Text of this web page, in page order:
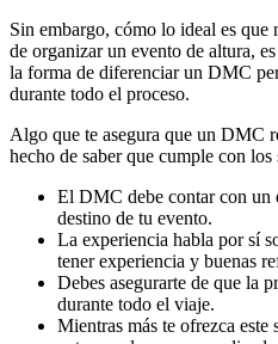
Sin embargo, cómo lo ideal es que
de organizar un evento de altura,
la forma de diferenciar un DMC
durante todo el proceso.
Algo que te asegura que un DMC
hecho de saber que cumple con
El DMC debe contar con un
destino de tu evento.
La experiencia habla por sí
tener experiencia y buenas
Debes asegurarte de que la
durante todo el viaje.
Mientras más te ofrezca